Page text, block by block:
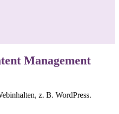
Management
z. B. WordPress.